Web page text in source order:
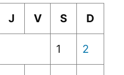
J V S D
1 2